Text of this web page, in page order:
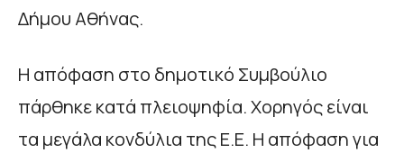
Δήμου Αθήνας.
Η απόφαση στο δημοτικό Συμβούλιο
πάρθηκε κατά πλειοψηφία. Χορηγός είναι
τα μεγάλα κονδύλια της Ε.Ε. Η απόφαση για